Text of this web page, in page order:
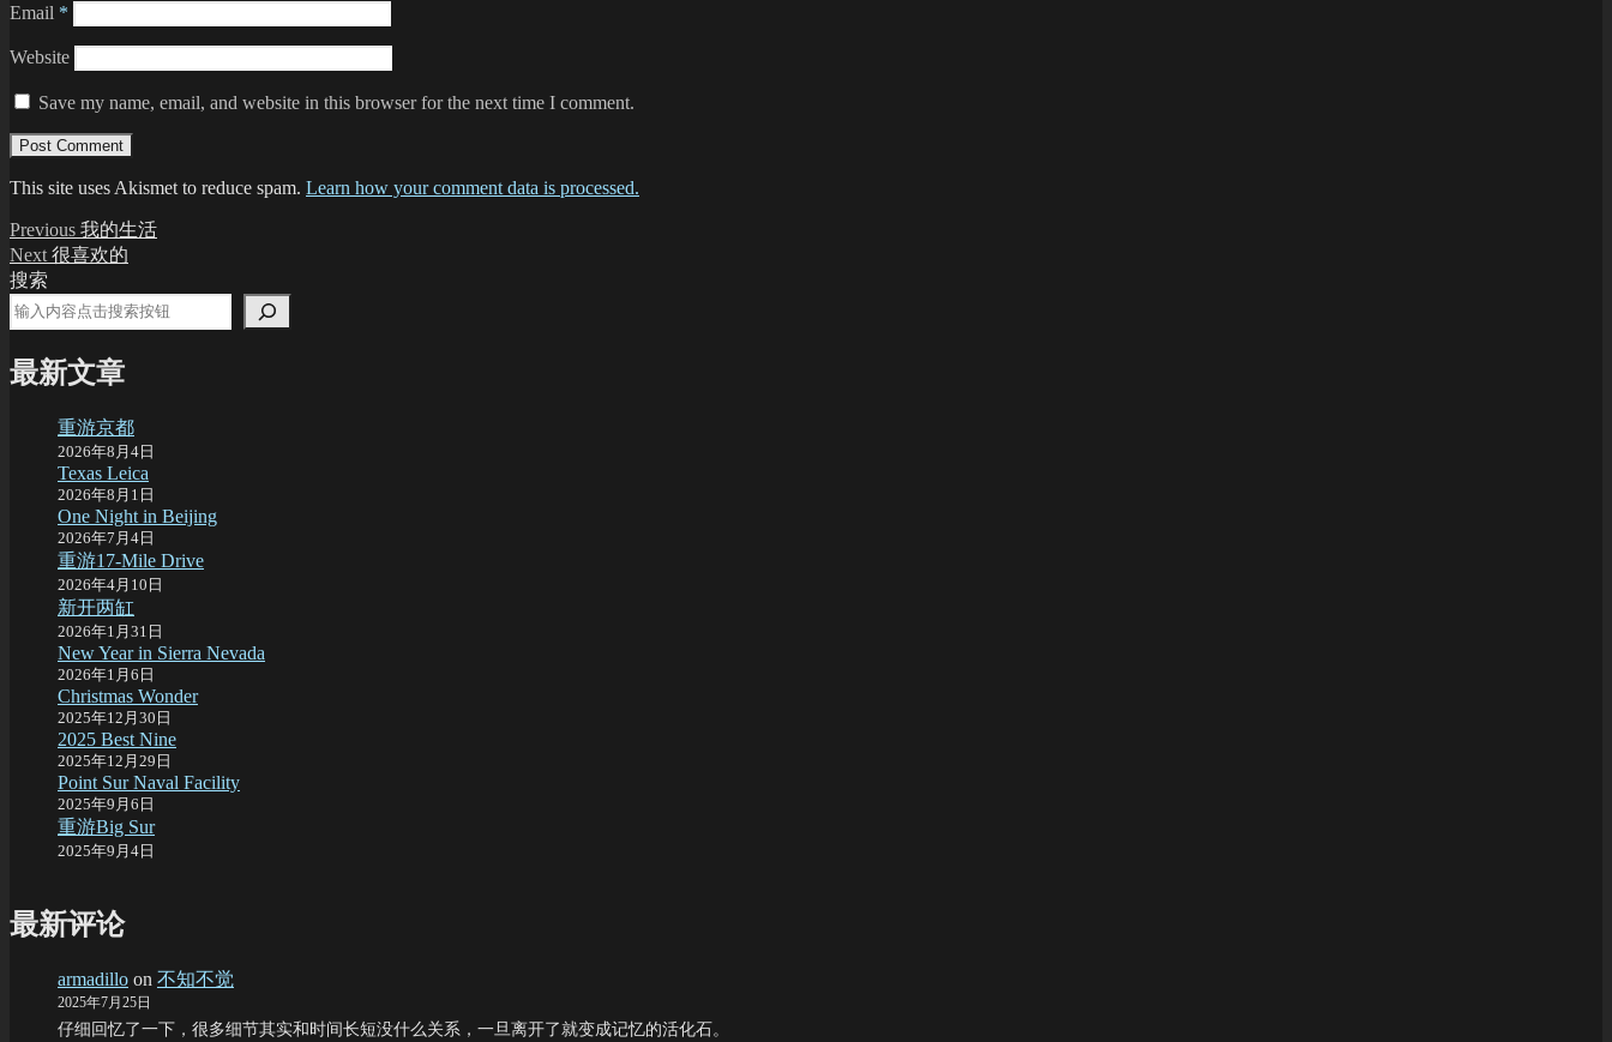
Email *
Website
Save my name, email, and website in this browser for the next time I comment.
This site uses Akismet to reduce spam. Learn how your comment data is processed.
Post
navigation
Previous Previous
post:
我的生活
Next Next
很喜欢的
搜索
最新文章
重游京都
2026年8月4日
Texas Leica
2026年8月1日
One Night in Beijing
2026年7月4日
重游17-Mile Drive
2026年4月10日
新开两缸
2026年1月31日
New Year in Sierra Nevada
2026年1月6日
Christmas Wonder
2025年12月30日
2025 Best Nine
2025年12月29日
Point Sur Naval Facility
2025年9月6日
重游Big Sur
2025年9月4日
最新评论
armadillo on 不知不觉
2025年7月25日
仔细回忆了一下，很多细节其实和时间长短没什么关系，一旦离开了就变成记忆的活化石。